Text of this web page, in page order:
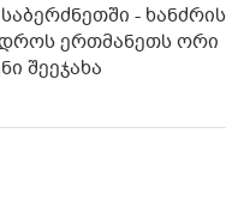
- ხანძრის
ერთმანეთს ორი
შეეჯახა